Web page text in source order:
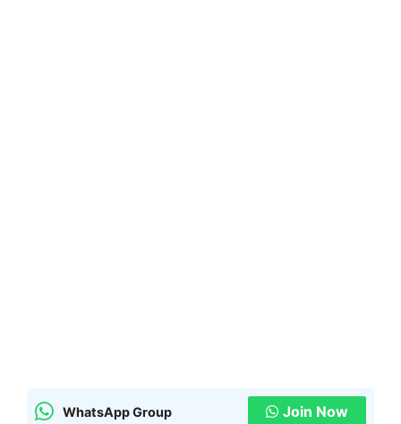
WhatsApp Group Join Now